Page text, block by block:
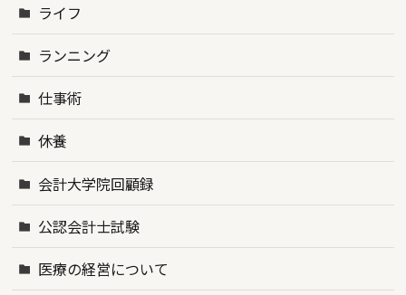
ライフ
ランニング
仕事術
休養
会計大学院回顧録
公認会計士試験
医療の経営について